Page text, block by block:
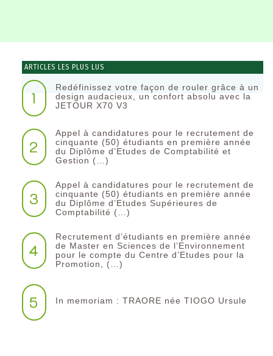
ARTICLES LES PLUS LUS
1
Redéfinissez votre façon de rouler grâce à un
design audacieux, un confort absolu avec la
JETOUR X70 V3
2
Appel à candidatures pour le recrutement de
cinquante (50) étudiants en première année
du Diplôme d’Etudes de Comptabilité et
Gestion (…)
3
Appel à candidatures pour le recrutement de
cinquante (50) étudiants en première année
du Diplôme d’Etudes Supérieures de
Comptabilité (…)
4
Recrutement d’étudiants en première année
de Master en Sciences de l’Environnement
pour le compte du Centre d’Etudes pour la
Promotion, (…)
5 In memoriam : TRAORE née TIOGO Ursule